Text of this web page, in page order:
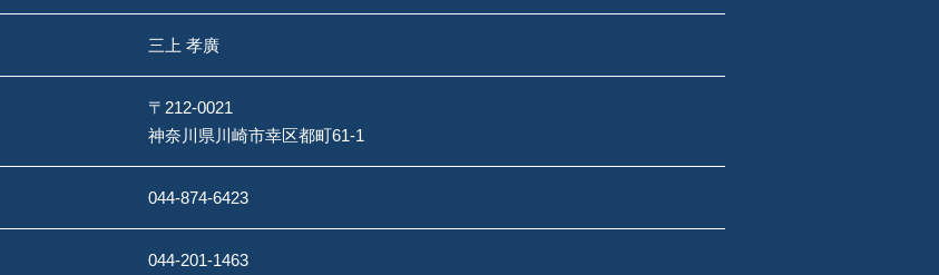
三上 孝廣
〒212-0021
神奈川県川崎市幸区都町61-1
044-874-6423
044-201-1463